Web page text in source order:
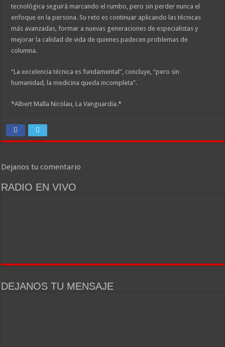
tecnológica seguirá marcando el rumbo, pero sin perder nunca el
enfoque en la persona. Su reto es continuar aplicando las técnicas
más avanzadas, formar a nuevas generaciones de especialistas y
mejorar la calidad de vida de quienes padecen problemas de
columna.
“La excelencia técnica es fundamental”, concluye, “pero sin
humanidad, la medicina queda incompleta”.
*Albert Malla Nicolau, La Vanguardia.*
Dejanos tu comentario
RADIO EN VIVO
DEJANOS TU MENSAJE